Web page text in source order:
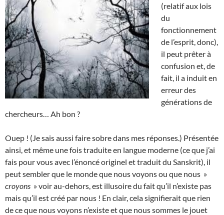
(relatif aux lois
du
fonctionnement
de l’esprit, donc),
il peut prêter à
confusion et, de
fait, il a induit en
erreur des
générations de
chercheurs… Ah bon ?
Ouep ! (Je sais aussi faire sobre dans mes réponses.) Présentée
ainsi, et même une fois traduite en langue moderne (ce que j’ai
fais pour vous avec l’énoncé originel et traduit du Sanskrit), il
peut sembler que le monde que nous voyons ou que nous »
croyons » voir au-dehors, est illusoire du fait qu’il n’existe pas
mais qu’il est créé par nous ! En clair, cela signifierait que rien
de ce que nous voyons n’existe et que nous sommes le jouet